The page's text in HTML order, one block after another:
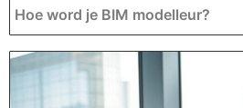
Hoe word je BIM modelleur?